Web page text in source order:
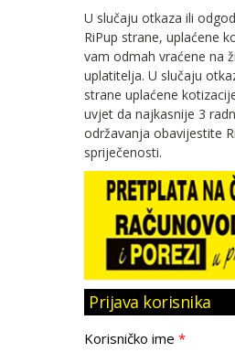
U slučaju otkaza ili
RiPup strane, uplaćene
vam odmah vraćene na
uplatitelja. U slučaju
strane uplaćene
uvjet da najkasnije 3
održavanja obavijestite
spriječenosti.
Prijava korisnika
Korisničko ime*